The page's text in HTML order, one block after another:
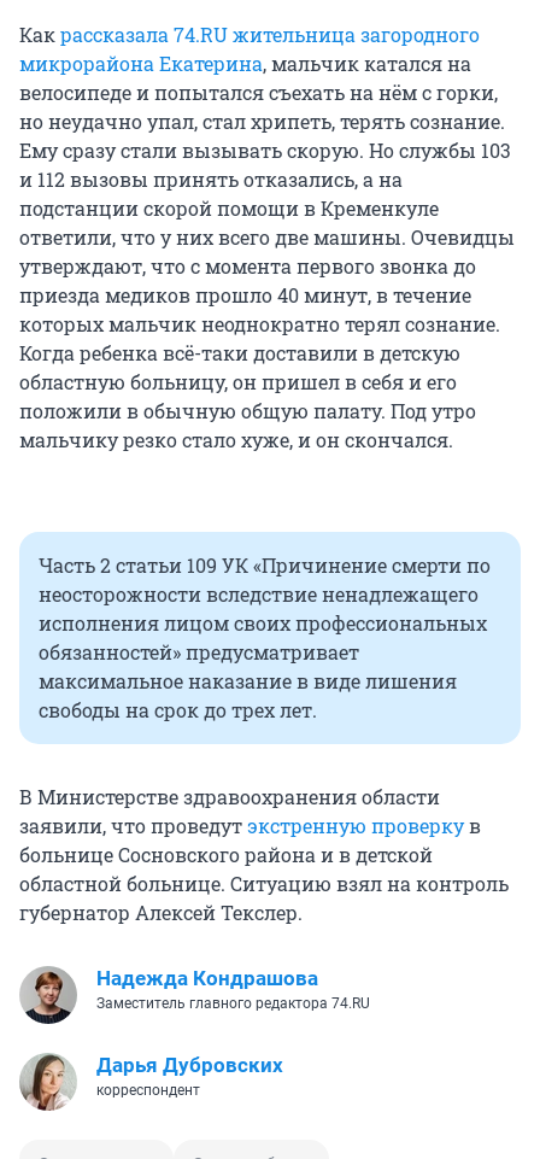
Какрассказала 74.RU жительница загородного
микрорайона Екатерина, мальчик катался на
велосипеде и попытался съехать на нём с горки,
но неудачно упал, стал хрипеть, терять сознание.
Ему сразу стали вызывать скорую. Но службы 103
и 112 вызовы принять отказались, а на
подстанции скорой помощи в Кременкуле
ответили, что у них всего две машины. Очевидцы
утверждают, что с момента первого звонка до
приезда медиков прошло 40 минут, в течение
которых мальчик неоднократно терял сознание.
Когда ребенка всё-таки доставили в детскую
областную больницу, он пришел в себя и его
положили в обычную общую палату. Под утро
мальчику резко стало хуже, и он скончался.
Часть 2 статьи 109 УК «Причинение смерти по
неосторожности вследствие ненадлежащего
исполнения лицом своих профессиональных
обязанностей» предусматривает
максимальное наказание в виде лишения
свободы на срок до трех лет.
В Министерстве здравоохранения области
заявили, что проведутэкстренную проверкув
больнице Сосновского района и в детской
областной больнице. Ситуацию взял на контроль
губернатор Алексей Текслер.
Надежда Кондрашова
Заместитель главного редактора 74.RU
Дарья Дубровских
корреспондент